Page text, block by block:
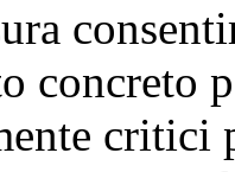
concreto
critici